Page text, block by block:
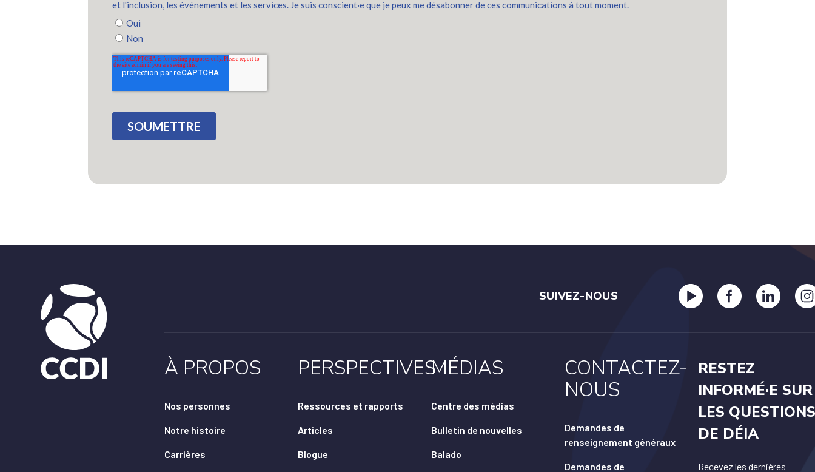
SUIVEZ-NOUS
À PROPOS
Nos personnes
Notre histoire
Carrières
PERSPECTIVES
Ressources et rapports
Articles
Blogue
MÉDIAS
Centre des médias
Bulletin de nouvelles
Balado
CONTACTEZ-
NOUS
Demandes de
renseignement généraux
Demandes de
RESTEZ
INFORMÉ·E SUR
LES QUESTIONS
DE DÉIA
Recevez les dernières